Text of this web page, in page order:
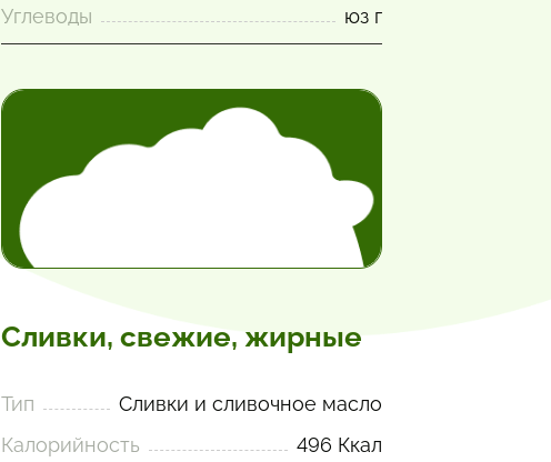
Углеводы
юз г
Сливки, свежие, жирные
Тип
Сливки и сливочное масло
Калорийность
496 Ккал